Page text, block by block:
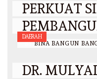
PERKUAT
BY BINA BANGUN
DAERAH
DR.